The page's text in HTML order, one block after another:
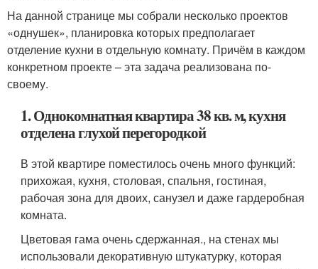
На данной странице мы собрали несколько проектов
«однушек», планировка которых предполагает
отделение кухни в отдельную комнату. Причём в каждом
конкретном проекте – эта задача реализована по-
своему.
1. Однокомнатная квартира 38 кв. м, кухня
отделена глухой перегородкой
В этой квартире поместилось очень много функций:
прихожая, кухня, столовая, спальня, гостиная,
рабочая зона для двоих, санузел и даже гардеробная
комната.
Цветовая гама очень сдержанная., на стенах мы
использовали декоративную штукатурку, которая